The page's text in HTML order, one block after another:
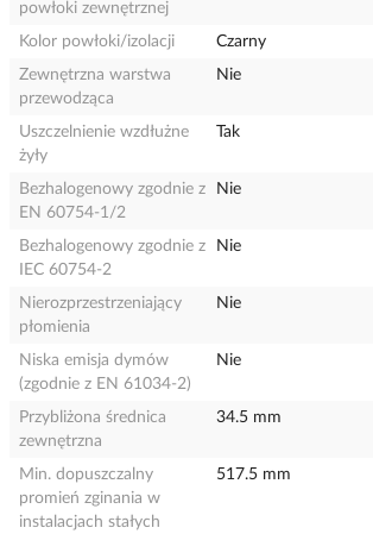
powłoki zewnętrznej
Kolor powłoki/izolacji
Czarny
Zewnętrzna warstwa
przewodząca
Nie
Uszczelnienie wzdłużne
żyły
Tak
Bezhalogenowy zgodnie z
EN 60754-1/2
Nie
Bezhalogenowy zgodnie z
IEC 60754-2
Nie
Nierozprzestrzeniający
płomienia
Nie
Niska emisja dymów
(zgodnie z EN 61034-2)
Nie
Przybliżona średnica
zewnętrzna
34.5 mm
Min. dopuszczalny
promień zginania w
instalacjach stałych
517.5 mm